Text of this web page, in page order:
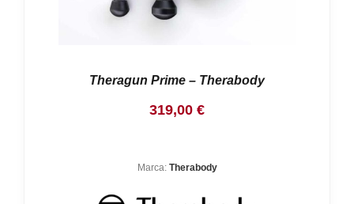
Theragun Prime – Therabody
319,00 €
Marca: Therabody